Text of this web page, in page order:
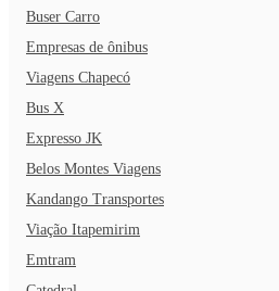
Buser Carro
Empresas de ônibus
Viagens Chapecó
Bus X
Expresso JK
Belos Montes Viagens
Kandango Transportes
Viação Itapemirim
Emtram